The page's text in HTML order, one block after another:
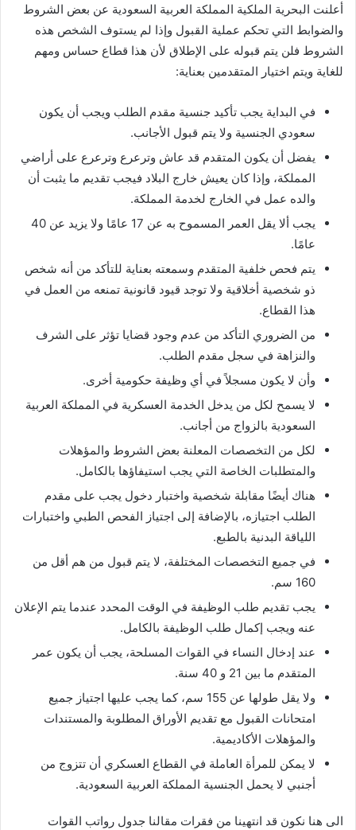
أعلنت البحرية الملكية المملكة العربية السعودية عن بعض الشروط
والضوابط التي تحكم عملية القبول وإذا لم يستوف الشخص هذه
الشروط فلن يتم قبوله على الإطلاق لأن هذا قطاع حساس ومهم
للغاية ويتم اختيار المتقدمين بعناية:
في البداية يجب تأكيد جنسية مقدم الطلب ويجب أن يكون
سعودي الجنسية ولا يتم قبول الأجانب.
يفضل أن يكون المتقدم قد عاش وترعرع وترعرع على أراضي
المملكة، وإذا كان يعيش خارج البلاد فيجب تقديم ما يثبت أن
والده عمل في الخارج لخدمة المملكة.
يجب ألا يقل العمر المسموح به عن 17 عامًا ولا يزيد عن 40
عامًا.
يتم فحص خلفية المتقدم وسمعته بعناية للتأكد من أنه شخص
ذو شخصية أخلاقية ولا توجد قيود قانونية تمنعه ​​من العمل في
هذا القطاع.
من الضروري التأكد من عدم وجود قضايا تؤثر على الشرف
والنزاهة في سجل مقدم الطلب.
وأن لا يكون مسجلاً في أي وظيفة حكومية أخرى.
لا يسمح لكل من يدخل الخدمة العسكرية في المملكة العربية
السعودية بالزواج من أجانب.
لكل من التخصصات المعلنة بعض الشروط والمؤهلات
والمتطلبات الخاصة التي يجب استيفاؤها بالكامل.
هناك أيضًا مقابلة شخصية واختبار دخول يجب على مقدم
الطلب اجتيازه، بالإضافة إلى اجتياز الفحص الطبي واختبارات
اللياقة البدنية بالطبع.
في جميع التخصصات المختلفة، لا يتم قبول من هم أقل من
160 سم.
يجب تقديم طلب الوظيفة في الوقت المحدد عندما يتم الإعلان
عنه ويجب إكمال طلب الوظيفة بالكامل.
عند إدخال النساء في القوات المسلحة، يجب أن يكون عمر
المتقدم ما بين 21 و 40 سنة.
ولا يقل طولها عن 155 سم، كما يجب عليها اجتياز جميع
امتحانات القبول مع تقديم الأوراق المطلوبة والمستندات
والمؤهلات الأكاديمية.
لا يمكن للمرأة العاملة في القطاع العسكري أن تتزوج من
أجنبي لا يحمل الجنسية المملكة العربية السعودية.
الى هنا نكون قد انتهينا من فقرات مقالنا جدول رواتب القوات